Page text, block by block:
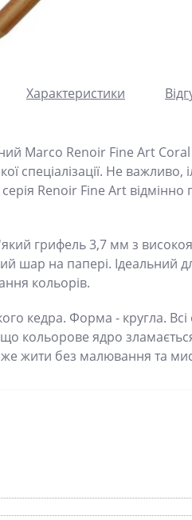
Характеристики
Marco Renoir Fine Art
спеціалізації. Не
Renoir Fine Art відмінно
грифель 3,7 мм з
шар на папері. Ідеальний
кольорів.
кедра. Форма - кругла. Всі
що кольорове ядро
жити без малювання та